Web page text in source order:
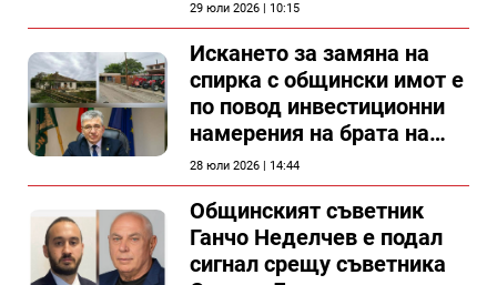
29 юли 2026 | 10:15
Искането за замяна на
спирка с общински имот е
по повод инвестиционни
намерения на брата на
председателя на
Общински съвет Силистра
28 юли 2026 | 14:44
Общинският съветник
Ганчо Неделчев е подал
сигнал срещу съветника